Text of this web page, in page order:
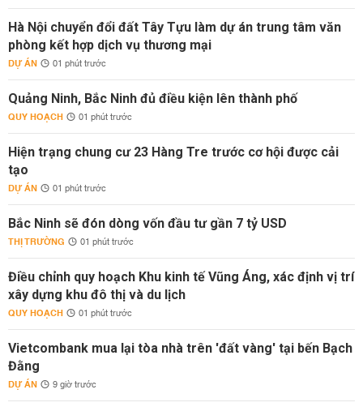
Hà Nội chuyển đổi đất Tây Tựu làm dự án trung tâm văn
phòng kết hợp dịch vụ thương mại
DỰ ÁN 01 phút trước
Quảng Ninh, Bắc Ninh đủ điều kiện lên thành phố
QUY HOẠCH 01 phút trước
Hiện trạng chung cư 23 Hàng Tre trước cơ hội được cải
tạo
DỰ ÁN 01 phút trước
Bắc Ninh sẽ đón dòng vốn đầu tư gần 7 tỷ USD
THỊ TRƯỜNG 01 phút trước
Điều chỉnh quy hoạch Khu kinh tế Vũng Áng, xác định vị trí
xây dựng khu đô thị và du lịch
QUY HOẠCH 01 phút trước
Vietcombank mua lại tòa nhà trên 'đất vàng' tại bến Bạch
Đằng
DỰ ÁN 9 giờ trước